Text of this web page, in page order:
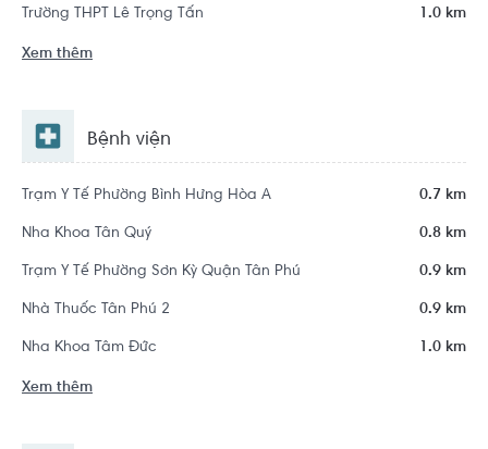
Trường THPT Lê Trọng Tấn 1.0 km
Xem thêm
Bệnh viện
Trạm Y Tế Phường Bình Hưng Hòa A 0.7 km
Nha Khoa Tân Quý 0.8 km
Trạm Y Tế Phường Sơn Kỳ Quận Tân Phú 0.9 km
Nhà Thuốc Tân Phú 2 0.9 km
Nha Khoa Tâm Đức 1.0 km
Xem thêm